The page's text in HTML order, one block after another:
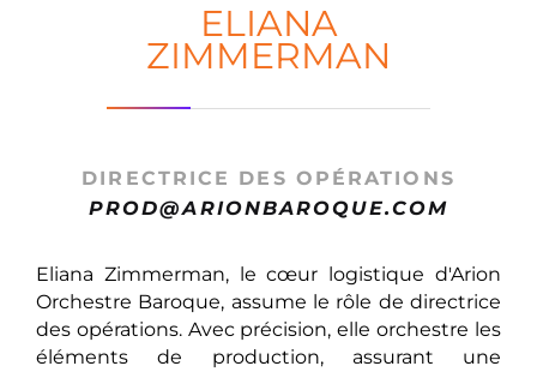
ELIANA
ZIMMERMAN
DIRECTRICE DES OPÉRATIONS
PROD@ARIONBAROQUE.COM
Eliana Zimmerman, le cœur logistique d'Arion
Orchestre Baroque, assume le rôle de directrice
des opérations. Avec précision, elle orchestre les
éléments de production, assurant une